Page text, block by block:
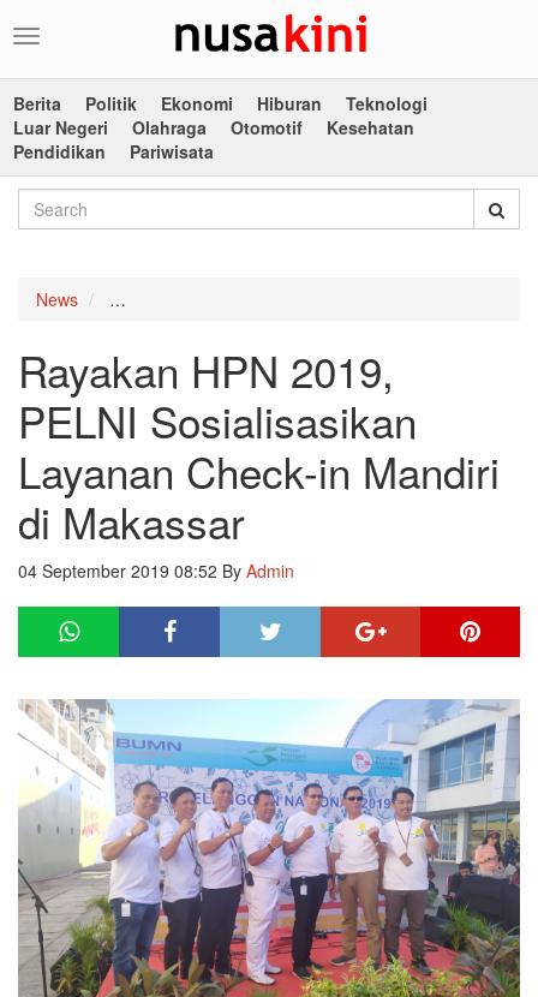
Toggle
Berita
Politik Ekonomi Hiburan
Teknologi
Luar Negeri
Olahraga Otomotif
Kesehatan
Pendidikan
Pariwisata
News
Rayakan HPN 2019,
PELNI Sosialisasikan
Layanan Check-in Mandiri
di Makassar
04 September 2019 08:52 By Admin